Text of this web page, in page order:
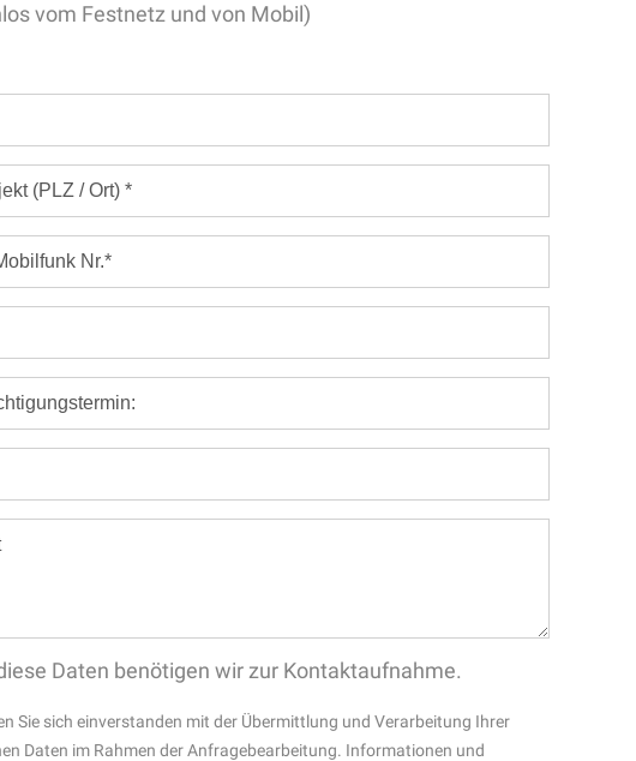
vom Festnetz und von Mobil)
Daten benötigen wir zur Kontaktaufnahme.
Sie sich einverstanden mit der Übermittlung und Verarbeitung Ihrer
Daten im Rahmen der Anfragebearbeitung. Informationen und